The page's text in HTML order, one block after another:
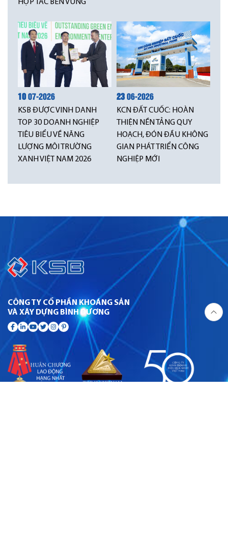
HỢP TÁC BỀN VỮNG
1007-2026
KSB ĐƯỢC VINH DANH
TOP 30 DOANH NGHIỆP
TIÊU BIỂU VỀ NĂNG
LƯỢNG MÔI TRƯỜNG
XANH VIỆT NAM 2026
2306-2026
KCN ĐẤT CUỐC: HOÀN
THIỆN NỀN TẢNG QUY
HOẠCH, ĐÓN ĐẦU KHÔNG
GIAN PHÁT TRIỂN CÔNG
NGHIỆP MỚI
CÔNG TY CỔ PHẦN KHOÁNG SẢN
VÀ XÂY DỰNG BÌNH DƯƠNG